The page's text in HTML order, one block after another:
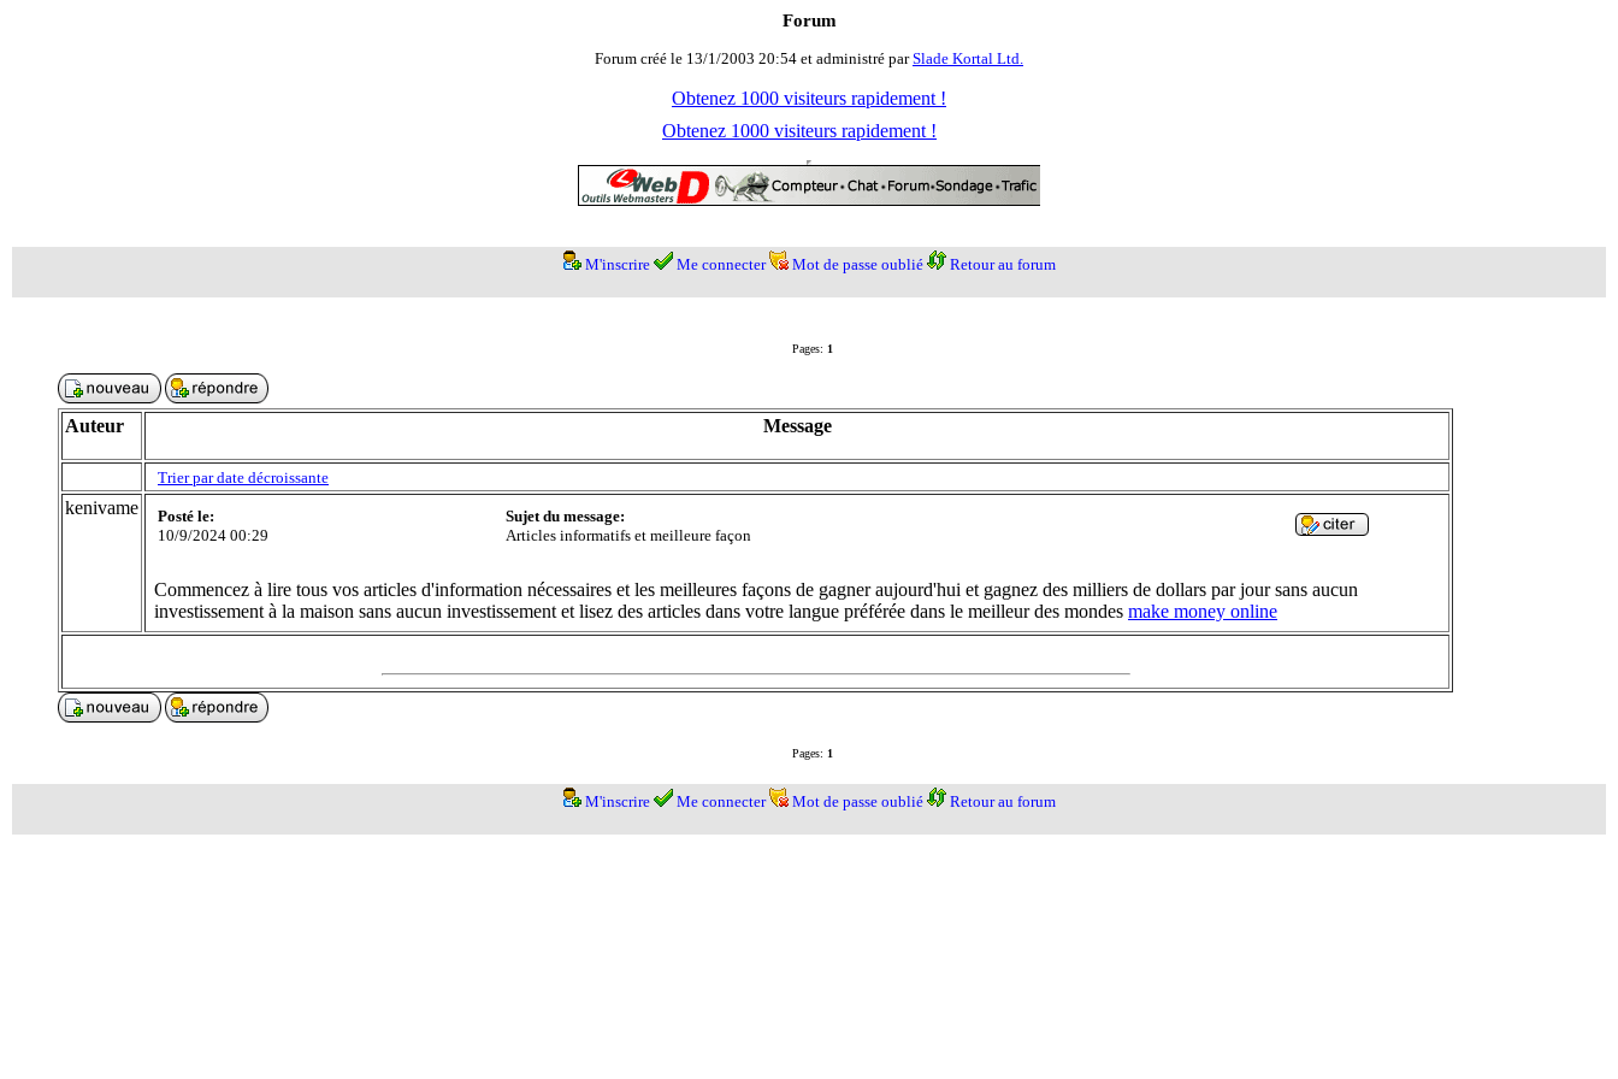
Forum
Forum créé le 13/1/2003 20:54 et administré parSlade Kortal Ltd.
Obtenez 1000 visiteurs rapidement !
Obtenez 1000 visiteurs rapidement !
M'inscrire Me connecter Mot de passe oublié Retour au forum
Pages: 1
Auteur Message
Trier par date décroissante
kenivame
Posté le:
10/9/2024 00:29
Sujet du message:
Articles informatifs et meilleure façon
Commencez à lire tous vos articles d'information nécessaires et les meilleures façons de gagner aujourd'hui et gagnez des milliers de dollars par jour sans aucun
investissement à la maison sans aucun investissement et lisez des articles dans votre langue préférée dans le meilleur des mondes make money online
Pages: 1
M'inscrire Me connecter Mot de passe oublié Retour au forum